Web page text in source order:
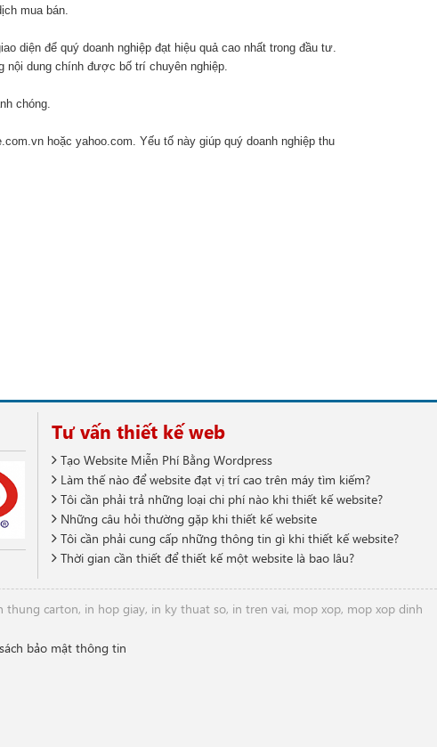
mua bán.
diện để quý doanh nghiệp đạt hiệu quả cao nhất trong đầu tư.
nội dung chính được bố trí chuyên nghiệp.
chóng.
hoặc yahoo.com. Yếu tố này giúp quý doanh nghiệp thu
Tư vấn thiết kế web
Tạo Website Miễn Phí Bằng Wordpress
Làm thế nào để website đạt vị trí cao trên máy tìm kiếm?
Tôi cần phải trả những loại chi phí nào khi thiết kế website?
Những câu hỏi thường gặp khi thiết kế website
Tôi cần phải cung cấp những thông tin gì khi thiết kế website?
Thời gian cần thiết để thiết kế một website là bao lâu?
thung carton, in hop giay, in ky thuat so, in tren vai, mop xop, mop xop dinh
bảo mật thông tin